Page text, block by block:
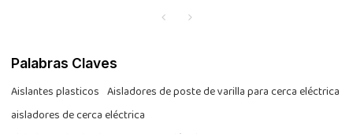
Palabras Claves
Aislantes plasticos Aisladores de poste de varilla para cerca eléctrica
aisladores de cerca eléctrica